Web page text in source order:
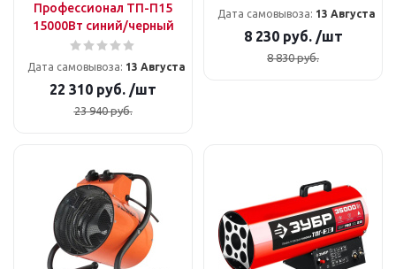
Профессионал ТП-П15
15000Вт синий/черный
Дата самовывоза: 13 Августа
22 310 руб. /шт
23 940руб.
Дата самовывоза: 13 Августа
8 230руб. /шт
8 830руб.